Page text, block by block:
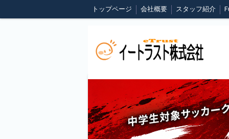
トップページ 会社概要 スタッフ紹介